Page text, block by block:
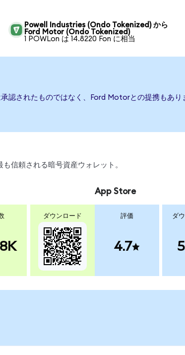
Powell Industries (Ondo Tokenized) から
Ford Motor (Ondo Tokenized)
1 POWLon は 14.8220 Fon に相当
認されたものではなく、Ford Motorとの提携もあ
信頼される暗号資産ウォレット。
ダウンロード
App Store
評価
4.7
ダ